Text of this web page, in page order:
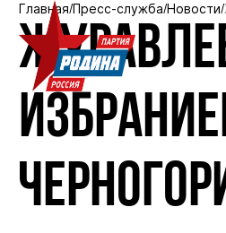
Главная Пресс-служба Новости